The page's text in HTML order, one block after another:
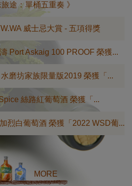
旅途：單桶五重奏 》
威士忌大賞 - 五項得獎
Port Askaig 100 PROOF 榮獲...
磨坊家族限量版2019 榮獲「...
絲路紅葡萄酒 榮獲「...
烈白葡萄酒 榮獲「2022 WSD葡...
MORE